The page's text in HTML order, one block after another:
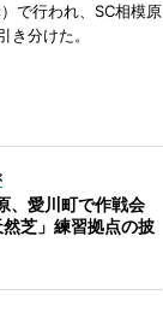
で行われ、SC相模原
分けた。
、愛川町で作戦会
芝」練習拠点の披